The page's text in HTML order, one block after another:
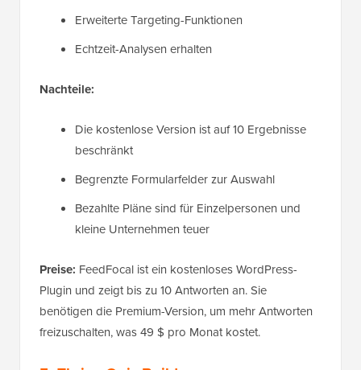
Erweiterte Targeting-Funktionen
Echtzeit-Analysen erhalten
Nachteile:
Die kostenlose Version ist auf 10 Ergebnisse
beschränkt
Begrenzte Formularfelder zur Auswahl
Bezahlte Pläne sind für Einzelpersonen und
kleine Unternehmen teuer
Preise: FeedFocal ist ein kostenloses WordPress-
Plugin und zeigt bis zu 10 Antworten an. Sie
benötigen die Premium-Version, um mehr Antworten
freizuschalten, was 49 $ pro Monat kostet.